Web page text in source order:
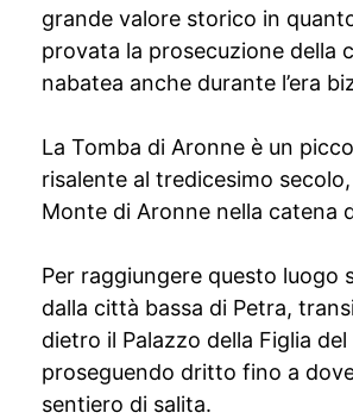
grande valore storico in
provata la prosecuzione della
nabatea anche durante l’era
La Tomba di Aronne è un
risalente al tredicesimo
Monte di Aronne nella catena
Per raggiungere questo luogo
dalla città bassa di Petra,
dietro il Palazzo della Figlia
proseguendo dritto fino a
sentiero di salita.